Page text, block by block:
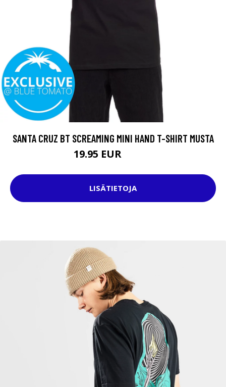
SANTA CRUZ BT SCREAMING MINI HAND T-SHIRT MUSTA
19.95 EUR
LISÄTIETOJA